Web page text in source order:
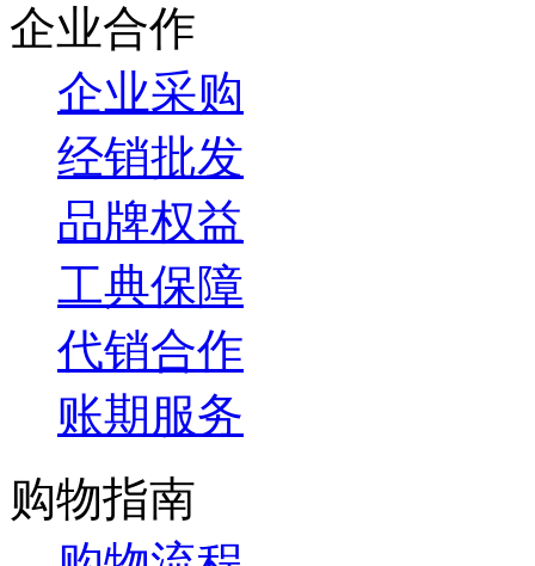
企业合作
企业采购
经销批发
品牌权益
工典保障
代销合作
账期服务
购物指南